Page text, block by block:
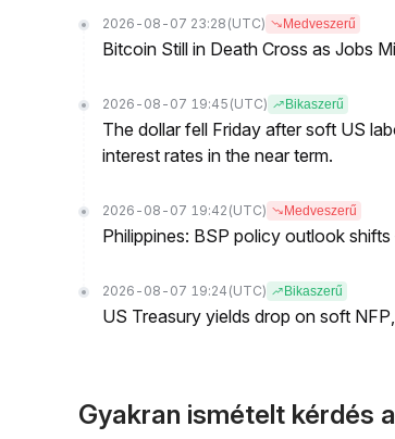
2026-08-07 23:28 (UTC) Medveszerű
Bitcoin Still in Death Cross as Jobs
2026-08-07 19:45 (UTC) Bikaszerű
The dollar fell Friday after soft US
interest rates in the near term.
2026-08-07 19:42 (UTC) Medveszerű
Philippines: BSP policy outlook
2026-08-07 19:24 (UTC) Bikaszerű
US Treasury yields drop on soft
Gyakran ismételt kérdés